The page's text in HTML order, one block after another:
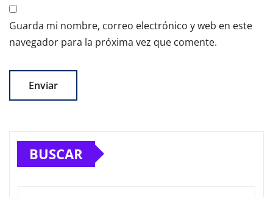
Guarda mi nombre, correo electrónico y web en este
navegador para la próxima vez que comente.
BUSCAR